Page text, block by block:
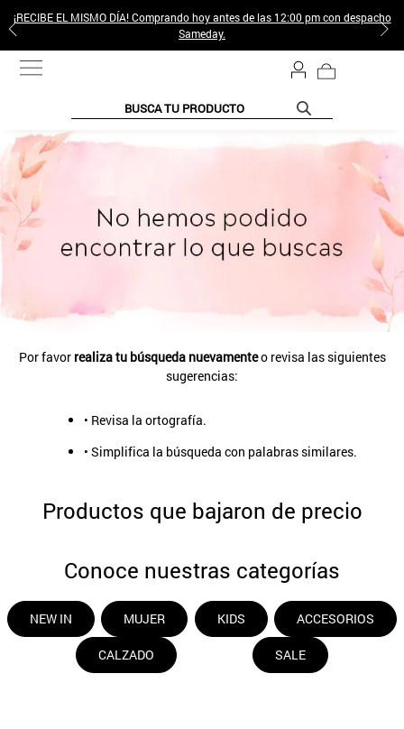
¡RECIBE EL MISMO DÍA! Comprando hoy antes de las 12:00 pm con despacho
Sameday.
BUSCA TU PRODUCTO
Por favor realiza tu búsqueda nuevamenteo revisa las siguientes
sugerencias:
• Revisa la ortografía.
• Simplifica la búsqueda con palabras similares.
Productos que bajaron de precio
Conoce nuestras categorías
NEW IN MUJER KIDS ACCESORIOS
CALZADO SALE